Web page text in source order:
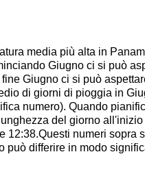
media più alta in
Giugno ci si può
Giugno ci si può
di giorni di pioggia in
numero). Quando
del giorno
12:38.Questi numeri sopra
può differire in modo